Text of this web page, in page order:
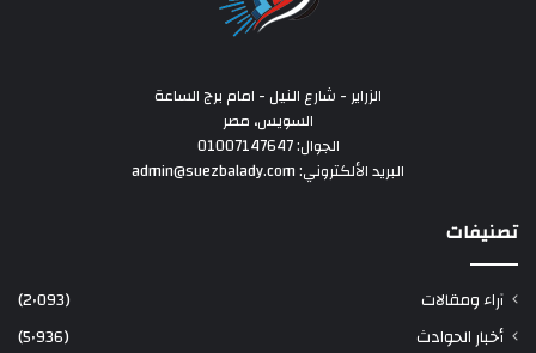
الزراير - شارع النيل - امام برج الساعة
السويس، مصر
الجوال: 01007147647
البريد الألكتروني: admin@suezbalady.com
تصنيفات
آراء ومقالات
(2٬093)
أخبار الحوادث
(5٬936)